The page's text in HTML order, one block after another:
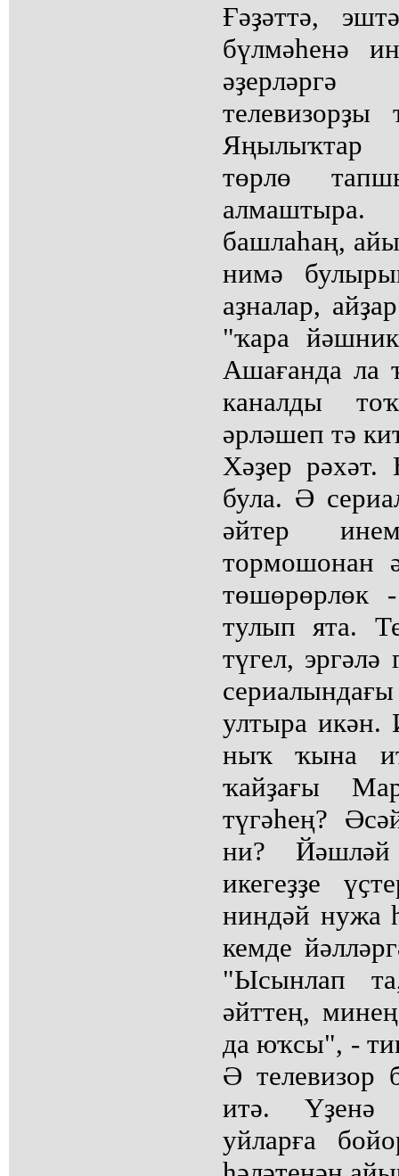
Ғәҙәттә,
бүлмәһенә
телевизорҙы
Яңылыҡтар
төрлө
башлаһаң,
нимә
аҙналар,
"ҡара
Ашағанда ла
каналды
әрләшеп тә
Хәҙер
була. Ә
әйтер
тормошонан
төшөрөрлөк
тулып ята.
түгел,
ултыра икән.
ныҡ ҡына
ҡайҙағы
түгәһең?
ни?
икегеҙҙе
ниндәй нужа
кемде
"Ысынлап
әйттең,
да юҡсы", -
Ә телевизор
итә. Үҙенә
уйларға